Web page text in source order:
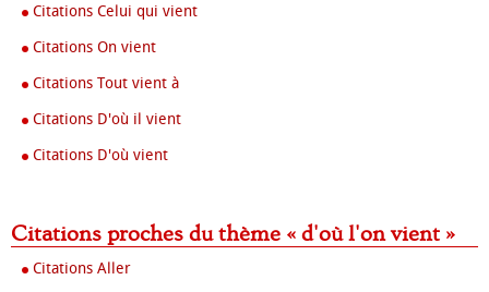
Citations Celui qui vient
Citations On vient
Citations Tout vient à
Citations D'où il vient
Citations D'où vient
Citations proches du thème « d'où l'on vient »
Citations Aller